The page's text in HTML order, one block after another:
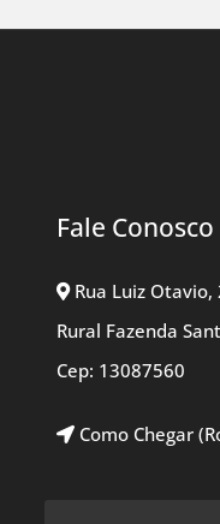
Fale Conosco
Rua Luiz Otavio,
Rural Fazenda
Cep: 13087560
Como Chegar